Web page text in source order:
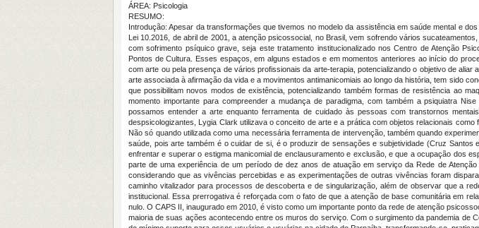
ÁREA: Psicologia
RESUMO:
Introdução: Apesar da transformações que tivemos no modelo da assistência em saúde mental e
Lei 10.2016, de abril de 2001, a atenção psicossocial, no Brasil, vem sofrendo vários
com sofrimento psíquico grave, seja este tratamento institucionalizado nos Centro de Atenção
Pontos de Cultura. Esses espaços, em alguns estados e em momentos anteriores ao início do
com arte ou pela presença de vários profissionais da arte-terapia, potencializando o objetivo de
arte associada à afirmação da vida e a movimentos antimanicomiais ao longo da história, tem sido
que possibilitam novos modos de existência, potencializando também formas de resistência ao
momento importante para compreender a mudança de paradigma, com também a psiquiatra
possamos entender a arte enquanto ferramenta de cuidado às pessoas com transtornos
despsicologizantes, Lygia Clark utilizava o conceito de arte e a prática com objetos relacionais
Não só quando utilizada como uma necessária ferramenta de intervenção, também quando
saúde, pois arte também é o cuidar de si, é o produzir de sensações e subjetividade (Cruz
enfrentar e superar o estigma manicomial de enclausuramento e exclusão, e que a ocupação dos
parte de uma experiência de um período de dez anos de atuação em serviço da Rede de
considerando que as vivências percebidas e as experimentações de outras vivências foram
caminho vitalizador para processos de descoberta e de singularização, além de observar que a
institucional. Essa prerrogativa é reforçada com o fato de que a atenção de base comunitária em
nulo. O CAPS II, inaugurado em 2010, é visto como um importante ponto da rede de atenção
maioria de suas ações acontecendo entre os muros do serviço. Com o surgimento da pandemia